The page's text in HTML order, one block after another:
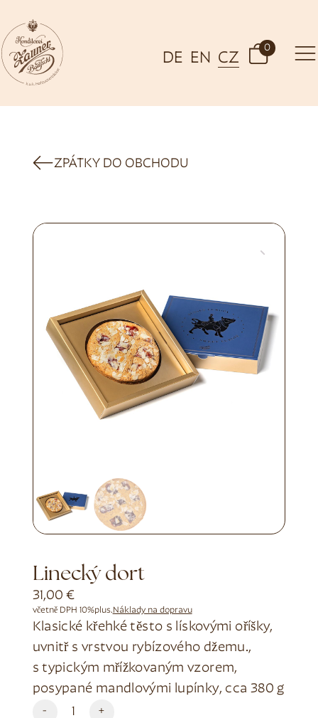
DE EN CZ
0
ZPÁTKY DO OBCHODU
Linecký dort
31,00 €
včetně DPH 10%plus.Náklady na dopravu
Klasické křehké těsto s lískovými oříšky,
uvnitř s vrstvou rybízového džemu.,
s typickým mřížkovaným vzorem,
posypané mandlovými lupínky, cca 380 g
- +
Alternative: